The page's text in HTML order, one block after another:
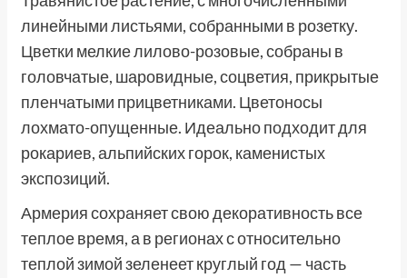
линейными листьями, собранными в розетку.
Цветки мелкие лилово-розовые, собраны в
головчатые, шаровидные, соцветия, прикрытые
пленчатыми прицветниками. Цветоносы
лохмато-опущенные. Идеально подходит для
рокариев, альпийских горок, каменистых
экспозиций.
Армерия сохраняет свою декоративность все
теплое время, а в регионах с относительно
теплой зимой зеленеет круглый год — часть